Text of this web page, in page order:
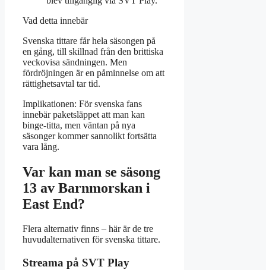
Vad detta innebär
Svenska tittare får hela säsongen på
en gång, till skillnad från den brittiska
veckovisa sändningen. Men
fördröjningen är en påminnelse om att
rättighetsavtal tar tid.
Implikationen: För svenska fans
innebär paketsläppet att man kan
binge-titta, men väntan på nya
säsonger kommer sannolikt fortsätta
vara lång.
Var kan man se säsong
13 av Barnmorskan i
East End?
Flera alternativ finns – här är de tre
huvudalternativen för svenska tittare.
Streama på SVT Play